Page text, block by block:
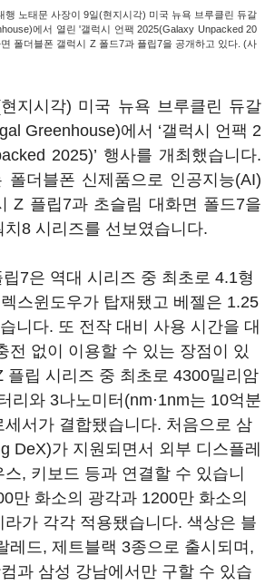
행 노태문 사장이 9일(현지시각) 미국 뉴욕 브루클린 듀갈
에서 열린 '갤럭시 언팩 2025(Galaxy Unpacked 20
폴더블폰 갤럭시 Z 폴드7과 플립7을 공개하고 있다. (사
지시각) 미국 뉴욕 브루클린 듀갈
Greenhouse)에서 ‘갤럭시 언팩 2
2025)’ 행사를 개최했습니다.
폴더블폰 신제품으로 인공지능(AI)
Z 플립7과 초슬림 대화면 폴드7을
8 시리즈를 선보였습니다.
7은 역대 시리즈 중 최초로 4.1형
스윈도우가 탑재됐고 베젤은 1.25
니다. 또 전작 대비 사용 시간을 대
전 없이 이용할 수 있는 장점이 있
플립 시리즈 중 최초로 4300밀리암
리와 3나노미터(nm·1nm는 10억분
세서가 결합됐습니다. 처음으로 삼
DeX)가 지원되면서 외부 디스플레
, 키보드 등과 연결할 수 있습니
만 화소의 광각과 1200만 화소의
가 각각 적용됐습니다. 색상은 블
레드, 제트블랙 3종으로 출시되며,
과 삼성 강남에서만 구할 수 있습